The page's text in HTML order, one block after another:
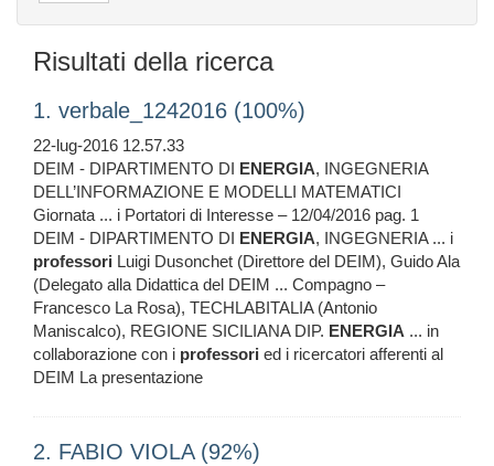
Risultati della ricerca
1. verbale_1242016 (100%)
22-lug-2016 12.57.33
DEIM - DIPARTIMENTO DI ENERGIA, INGEGNERIA
DELL’INFORMAZIONE E MODELLI MATEMATICI
Giornata ... i Portatori di Interesse – 12/04/2016 pag. 1
DEIM - DIPARTIMENTO DI ENERGIA, INGEGNERIA ... i
professori Luigi Dusonchet (Direttore del DEIM), Guido Ala
(Delegato alla Didattica del DEIM ... Compagno –
Francesco La Rosa), TECHLABITALIA (Antonio
Maniscalco), REGIONE SICILIANA DIP. ENERGIA ... in
collaborazione con i professori ed i ricercatori afferenti al
DEIM La presentazione
2. FABIO VIOLA (92%)